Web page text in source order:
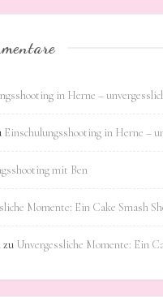
in Herne –
Einschulungsshooting in Herne –
mit Ben
Momente: Ein Cake Smash
zu Unvergessliche Momente: Ein